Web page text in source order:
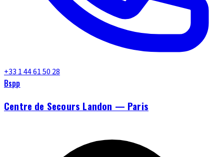
+33 1 44 61 50 28
Bspp
Centre de Secours Landon — Paris